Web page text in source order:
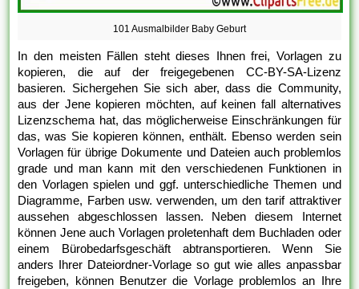
101 Ausmalbilder Baby Geburt
In den meisten Fällen steht dieses Ihnen frei, Vorlagen zu
kopieren, die auf der freigegebenen CC-BY-SA-Lizenz
basieren. Sichergehen Sie sich aber, dass die Community,
aus der Jene kopieren möchten, auf keinen fall alternatives
Lizenzschema hat, das möglicherweise Einschränkungen für
das, was Sie kopieren können, enthält. Ebenso werden sein
Vorlagen für übrige Dokumente und Dateien auch problemlos
grade und man kann mit den verschiedenen Funktionen in
den Vorlagen spielen und ggf. unterschiedliche Themen und
Diagramme, Farben usw. verwenden, um den tarif attraktiver
aussehen abgeschlossen lassen. Neben diesem Internet
können Jene auch Vorlagen proletenhaft dem Buchladen oder
einem Bürobedarfsgeschäft abtransportieren. Wenn Sie
anders Ihrer Dateiordner-Vorlage so gut wie alles anpassbar
freigeben, können Benutzer die Vorlage problemlos an Ihre